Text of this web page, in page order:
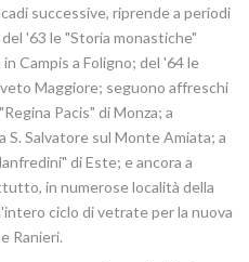
successive, riprende a periodi
'63 le "Storia monastiche"
Campis a Foligno; del '64 le
Maggiore; seguono affreschi
Pacis" di Monza; a
S. Salvatore sul Monte Amiata; a
di Este; e ancora a
in numerose località della
ciclo di vetrate per la nuova
Ranieri.